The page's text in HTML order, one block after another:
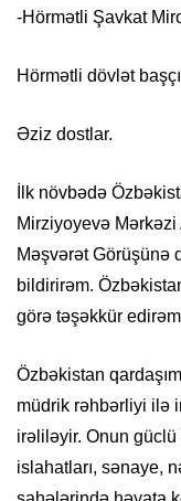
-Hörmətli Şavkat
Hörmətli dövlət
Əziz dostlar.
İlk növbədə
Mirziyoyevə Mərkəzi
Məşvərət Görüşünə
bildirirəm.
görə təşəkkür
Özbəkistan
müdrik rəhbərliyi ilə
irəliləyir. Onun
islahatları, sənaye,